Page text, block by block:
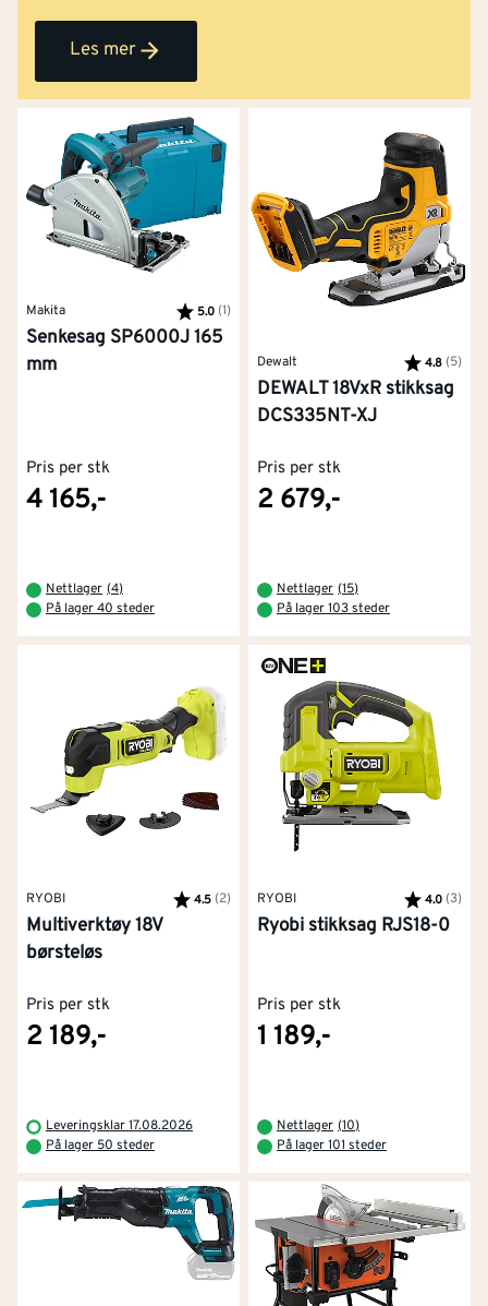
drille, støvsuge eller klippe hekken? Her er en
oversikt over mulighetene til ONE+serien til Ryobi.
Les mer
Makita Karakter:
5.0 (1)
Senkesag SP6000J 165
mm
Pris per stk
4 165,-
Nettlager (4)
På lager 40 steder
Dewalt Karakter:
4.8 (5)
DEWALT 18VxR stikksag
DCS335NT-XJ
Pris per stk
2 679,-
Nettlager (15)
På lager 103 steder
RYOBI Karakter:
4.5 (2) av 5 mulige
Multiverktøy 18V
børsteløs
Pris per stk
2 189,-
Leveringsklar 17.08.2026
På lager 50 steder
RYOBI Karakter:
4.0 (3)
Ryobi stikksag RJS18-0
Pris per stk
1 189,-
Nettlager (10)
På lager 101 steder